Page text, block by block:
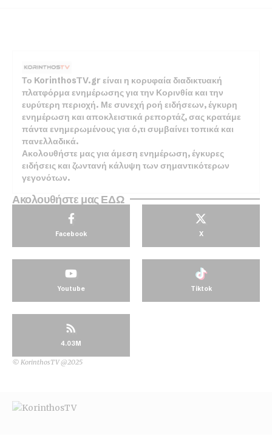
Το KorinthosTV.gr είναι η κορυφαία διαδικτυακή
πλατφόρμα ενημέρωσης για την Κορινθία και την
ευρύτερη περιοχή. Με συνεχή ροή ειδήσεων, έγκυρη
ενημέρωση και αποκλειστικά ρεπορτάζ, σας κρατάμε
πάντα ενημερωμένους για ό,τι συμβαίνει τοπικά και
πανελλαδικά.
Ακολουθήστε μας για άμεση ενημέρωση, έγκυρες
ειδήσεις και ζωντανή κάλυψη των σημαντικότερων
γεγονότων.
Ακολουθήστε μας ΕΔΩ
Facebook X
Youtube Tiktok
4.03M
© KorinthosTV @2025